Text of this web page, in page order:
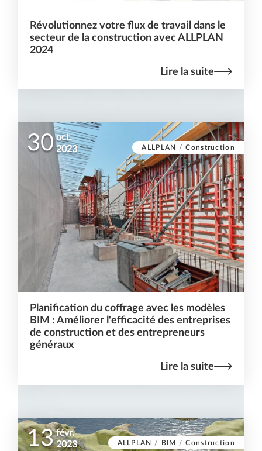
Révolutionnez votre flux de travail dans le
secteur de la construction avec ALLPLAN
2024
Lire la suite
ALLPLAN /Construction
30 oct.
2023
Planification du coffrage avec les modèles
BIM : Améliorer l'efficacité des entreprises
de construction et des entrepreneurs
généraux
Lire la suite
ALLPLAN / BIM /Construction
13 févr.
2023